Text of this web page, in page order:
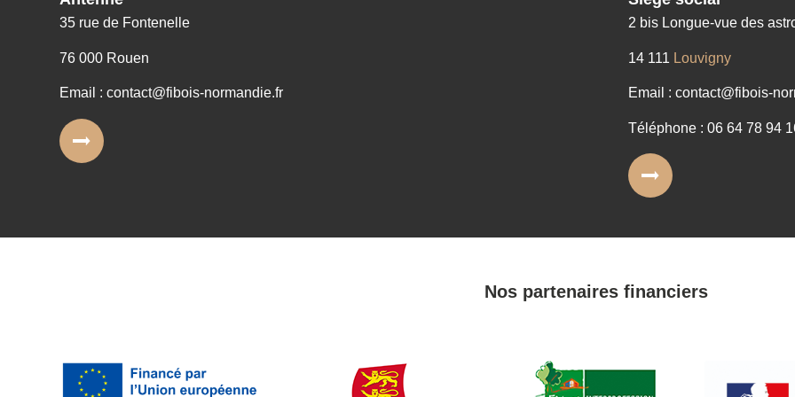
35 rue de Fontenelle
76 000 Rouen
Email : contact@fibois-normandie.fr
2 bis Longue-vue des
14 111 Louvigny
Email : contact@fibois-
Téléphone : 06 64 78 94
Nos partenaires financiers